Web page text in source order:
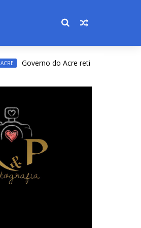
Governo do Acre retifica resultado de